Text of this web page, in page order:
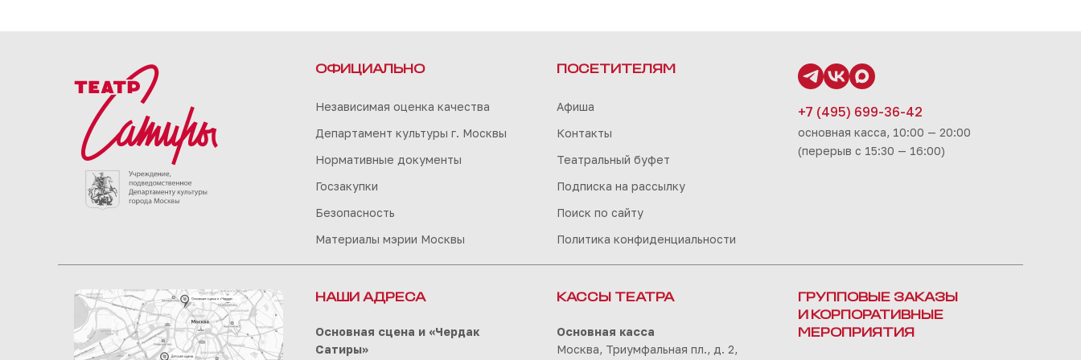
ОФИЦИАЛЬНО
Независимая оценка качества
Департамент культуры г. Москвы
Нормативные документы
Госзакупки
Безопасность
Материалы мэрии Москвы
ПОСЕТИТЕЛЯМ
Афиша
Контакты
Театральный буфет
Подписка на рассылку
Поиск по сайту
Политика конфиденциальности
+7 (495) 699-36-42
основная касса, 10:00 — 20:00
(перерыв с 15:30 — 16:00)
НАШИ АДРЕСА
Основная сцена и «Чердак
Сатиры»
КАССЫ ТЕАТРА
Основная касса
Москва, Триумфальная пл., д. 2,
ГРУППОВЫЕ ЗАКАЗЫ
И КОРПОРАТИВНЫЕ
МЕРОПРИЯТИЯ